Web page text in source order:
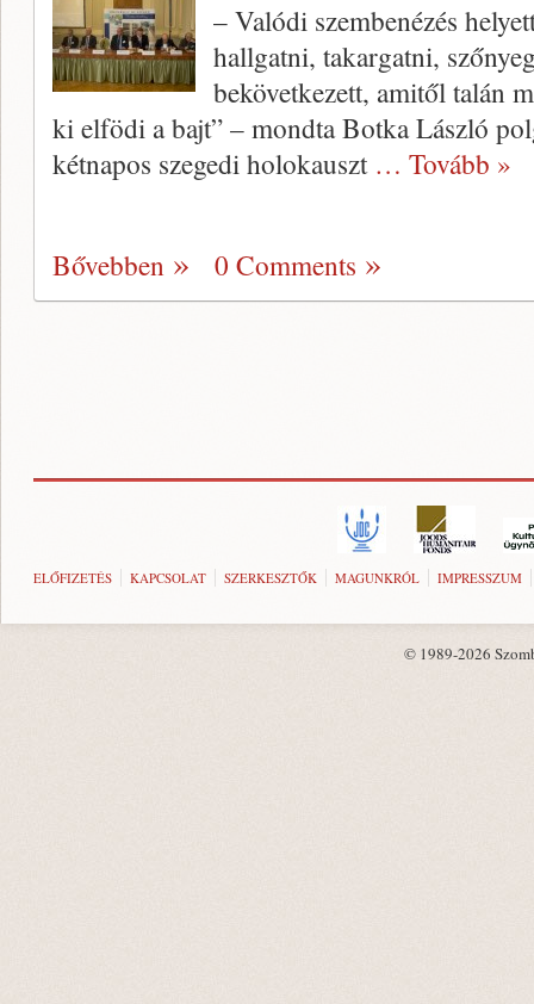
– Valódi szembenézés
hallgatni, takargatni,
bekövetkezett, amitől talán
ki elfödi a bajt” – mondta Botka László
kétnapos szegedi holokauszt … Tovább »
Bővebben 0 Comments
ELŐFIZETÉS KAPCSOLAT SZERKESZTŐK MAGUNKRÓL IMPRESSZUM
© 1989-2026